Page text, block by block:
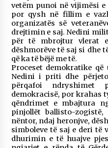
vetëm punoi në vijimësi
por qysh në fillim e
organizatës së
drejtimin e saj. Nedini
për të mbrojtur vlerat
dëshmorëve të saj si dhe
që ka të bëjë me të.
Proceset demokratike
Nedini i priti dhe
përqafoi ndryshimet
demokracisë, por krahas
qëndrimet e mbajtura
pinjollët ballisto-zogistë,
nëntor, ndaj heronjve,
simboleve të saj e deri
dhurimin e të huajve